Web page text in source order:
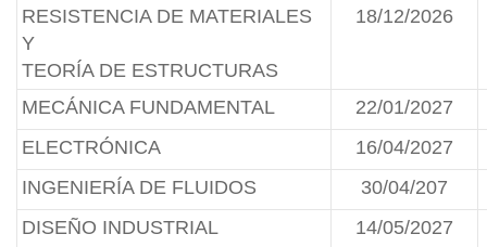
RESISTENCIA DE MATERIALES
Y
TEORÍA DE ESTRUCTURAS
18/12/2026
MECÁNICA FUNDAMENTAL
22/01/2027
ELECTRÓNICA
16/04/2027
INGENIERÍA DE FLUIDOS
30/04/207
DISEÑO INDUSTRIAL
14/05/2027